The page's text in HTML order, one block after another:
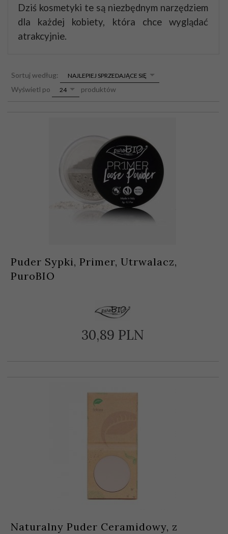
Dziś kosmetyki te są niezbędnym narzędziem
dla każdej kobiety, która chce wyglądać
atrakcyjnie.
Sortuj według: sortNAJLEPIEJ SPRZEDAJĄCE SIĘ
Wyświetl po pop24 produktów
Puder Sypki, Primer, Utrwalacz,
PuroBIO
30,89 PLN
Naturalny Puder Ceramidowy, z